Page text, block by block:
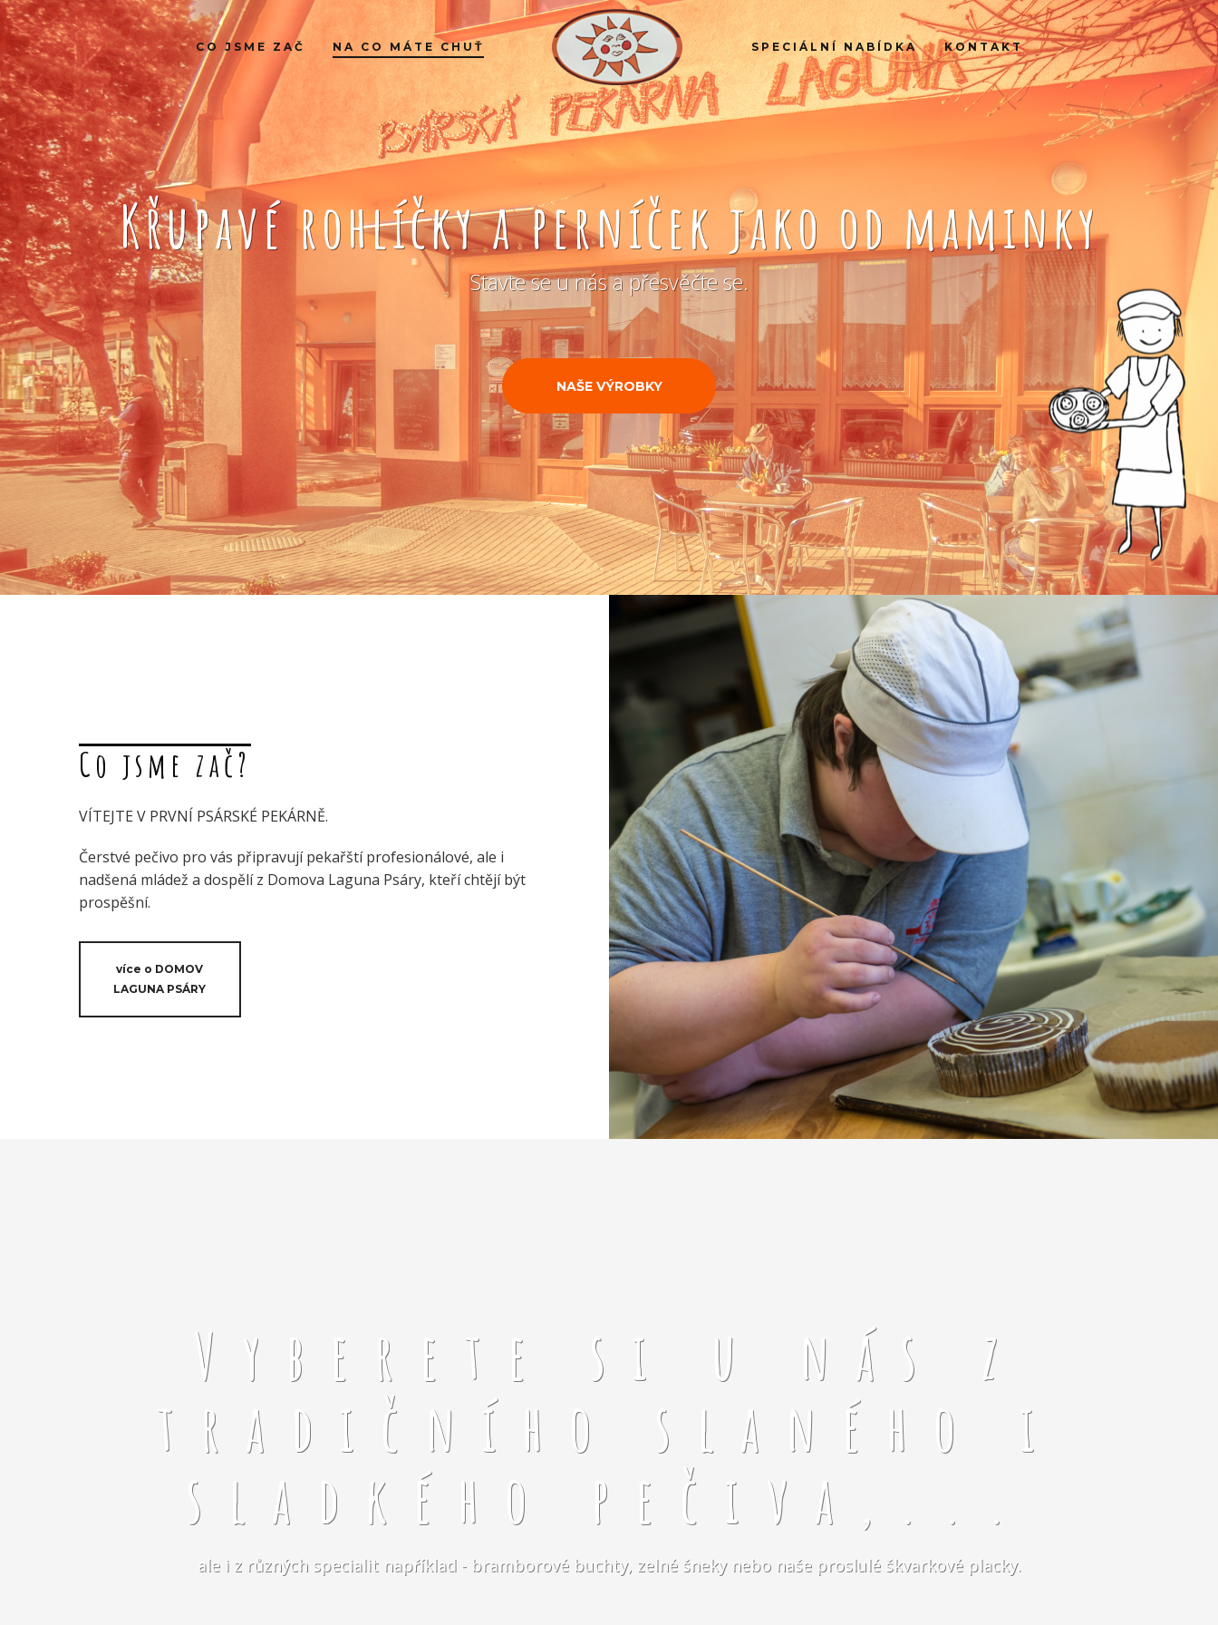
CO JSME ZAČ NA CO MÁTE CHUŤ SPECIÁLNÍ NABÍDKA KONTAKT
Křupavé rohlíčky a perníček jako od maminky
Stavte se u nás a přesvěčte se.
NAŠE VÝROBKY
Co jsme zač?
VÍTEJTE V PRVNÍ PSÁRSKÉ PEKÁRNĚ.
Čerstvé pečivo pro vás připravují pekařští profesionálové, ale i
nadšená mládež a dospělí z Domova Laguna Psáry, kteří chtějí být
prospěšní.
více o DOMOV
LAGUNA PSÁRY
Vyberete si u nás z
tradičního slaného i
sladkého pečiva,...
ale i z různých specialit například - bramborové buchty, zelné šneky nebo naše proslulé škvarkové placky.